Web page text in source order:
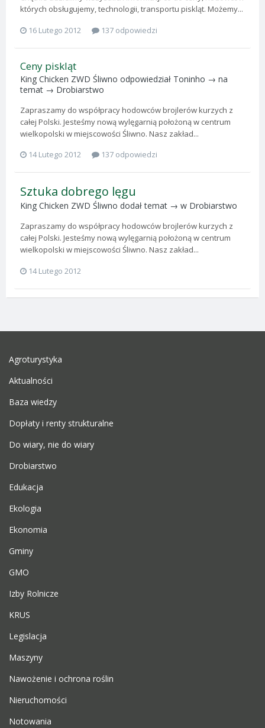
których obsługujemy, technologii, transportu piskląt. Możemy...
16 Lutego 2012
137 odpowiedzi
Ceny piskląt
King Chicken ZWD Śliwno odpowiedział Toninho → na
temat → Drobiarstwo
Zapraszamy do współpracy hodowców brojlerów kurzych z
całej Polski. Jesteśmy nową wylęgarnią położoną w centrum
wielkopolski w miejscowości Śliwno. Nasz zakład...
14 Lutego 2012
137 odpowiedzi
Sztuka dobrego lęgu
King Chicken ZWD Śliwno dodał temat → w Drobiarstwo
Zapraszamy do współpracy hodowców brojlerów kurzych z
całej Polski. Jesteśmy nową wylęgarnią położoną w centrum
wielkopolski w miejscowości Śliwno. Nasz zakład...
14 Lutego 2012
Agroturystyka
Aktualności
Baza wiedzy
Dopłaty i renty strukturalne
Do wiary, nie do wiary
Drobiarstwo
Edukacja
Ekologia
Ekonomia
Gminy
GMO
Izby Rolnicze
KRUS
Legislacja
Maszyny
Nawożenie i ochrona roślin
Nieruchomości
Notowania